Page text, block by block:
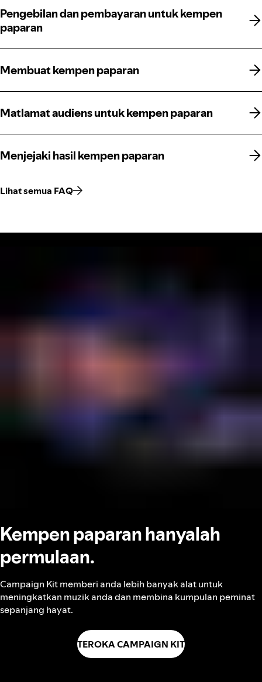
Pengebilan dan pembayaran untuk kempen
paparan
Pengebilan dan pembayaran untuk kempen
paparan
Membuat kempen paparan
Membuat kempen paparan
Matlamat audiens untuk kempen paparan
Matlamat audiens untuk kempen paparan
Menjejaki hasil kempen paparan
Menjejaki hasil kempen paparan
Lihat semua FAQ
Kempen paparan hanyalah
permulaan.
Campaign Kit memberi anda lebih banyak alat untuk
meningkatkan muzik anda dan membina kumpulan peminat
sepanjang hayat.
TEROKA CAMPAIGN KIT